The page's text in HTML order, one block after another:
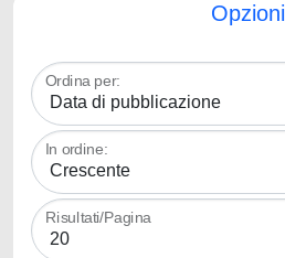
Opzioni
Ordina per:
In ordine:
Risultati/Pagina